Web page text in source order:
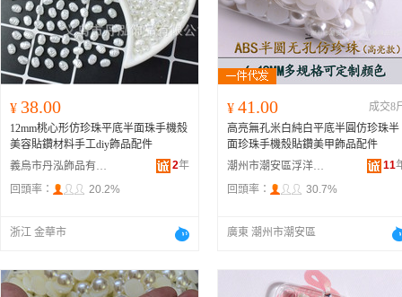
¥ 38.00
12mm桃心形仿珍珠平底半面珠手機殼
美容貼鑽材料手工diy飾品配件
義烏市丹泓飾品有限公司
2年
回頭率：
20.2%
浙江 金華市
¥ 41.00
成交8
高亮無孔米白純白平底半圓仿珍珠半
面珍珠手機殼貼鑽美甲飾品配件
潮州市潮安區浮洋鎮韓雅珠品經營部
11
回頭率：
30.7%
廣東 潮州市潮安區